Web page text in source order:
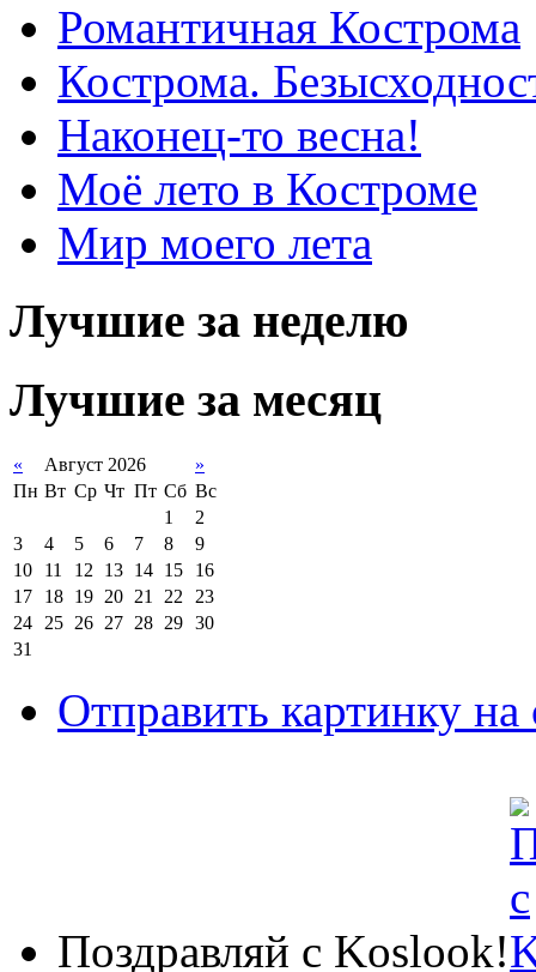
Романтичная Кострома
Кострома.
Наконец-то весна!
Моё лето в Костроме
Мир моего лета
Лучшие за неделю
Лучшие за месяц
« Август 2026
»
Пн Вт Ср Чт Пт Сб Вс
1
2
3
4 5 6 7 8
9
10
11 12 13 14 15
16
17
18 19 20 21 22
23
24
25 26 27 28 29 30
31
Отправить картинку на
Поздравляй с Koslook!